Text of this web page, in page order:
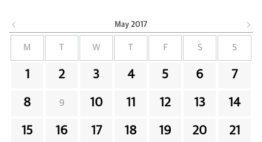
May 2017
M W F S S
1 2 3 4 5 6 7
8 9 10 11 12 13 14
15 16 17 18 19 20 21